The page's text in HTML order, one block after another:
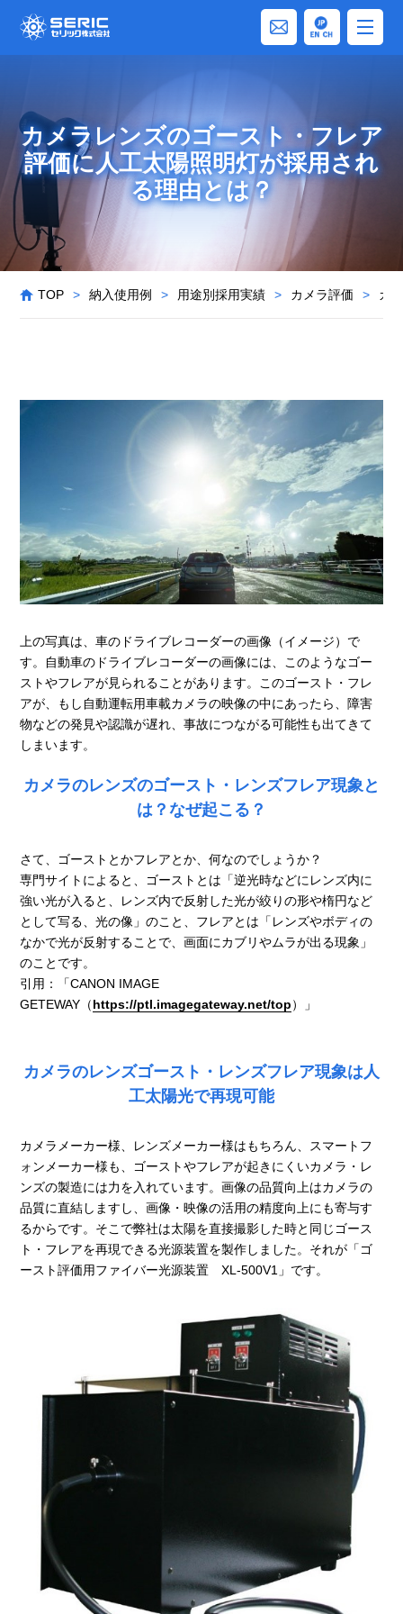
カメラレンズのゴースト・フレア
評価に人工太陽照明灯が採用され
る理由とは？
TOP > 納入使用例 > 用途別採用実績 > カメラ評価 > カ
上の写真は、車のドライブレコーダーの画像（イメージ）で
す。自動車のドライブレコーダーの画像には、このようなゴー
ストやフレアが見られることがあります。このゴースト・フレ
アが、もし自動運転用車載カメラの映像の中にあったら、障害
物などの発見や認識が遅れ、事故につながる可能性も出てきて
しまいます。
カメラのレンズのゴースト・レンズフレア現象と
は？なぜ起こる？
さて、ゴーストとかフレアとか、何なのでしょうか？
専門サイトによると、ゴーストとは「逆光時などにレンズ内に
強い光が入ると、レンズ内で反射した光が絞りの形や楕円など
として写る、光の像」のこと、フレアとは「レンズやボディの
なかで光が反射することで、画面にカブリやムラが出る現象」
のことです。
引用：「CANON IMAGE
GETEWAY（https://ptl.imagegateway.net/top）」
カメラのレンズゴースト・レンズフレア現象は人
工太陽光で再現可能
カメラメーカー様、レンズメーカー様はもちろん、スマートフ
ォンメーカー様も、ゴーストやフレアが起きにくいカメラ・レ
ンズの製造には力を入れています。画像の品質向上はカメラの
品質に直結しますし、画像・映像の活用の精度向上にも寄与す
るからです。そこで弊社は太陽を直接撮影した時と同じゴース
ト・フレアを再現できる光源装置を製作しました。それが「ゴ
ースト評価用ファイバー光源装置 XL-500V1」です。